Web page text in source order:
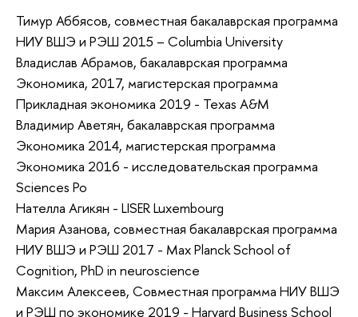
Тимур Аббясов, совместная бакалаврская программа
НИУ ВШЭ и РЭШ 2015 – Columbia University
Владислав Абрамов, бакалаврская программа
Экономика, 2017, магистерская программа
Прикладная экономика 2019 - Texas A&M
Владимир Аветян, бакалаврская программа
Экономика 2014, магистерская программа
Экономика 2016 - исследовательская программа
Sciences Po
Нателла Агикян - LISER Luxembourg
Мария Азанова, совместная бакалаврская программа
НИУ ВШЭ и РЭШ 2017 - Max Planck School of
Cognition, PhD in neuroscience
Максим Алексеев, Совместная программа НИУ ВШЭ
и РЭШ по экономике 2019 - Harvard Business School